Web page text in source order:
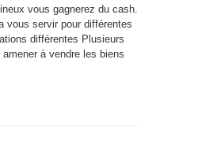
vous gagnerez du cash.
vous servir pour différentes
différentes Plusieurs
à vendre les biens